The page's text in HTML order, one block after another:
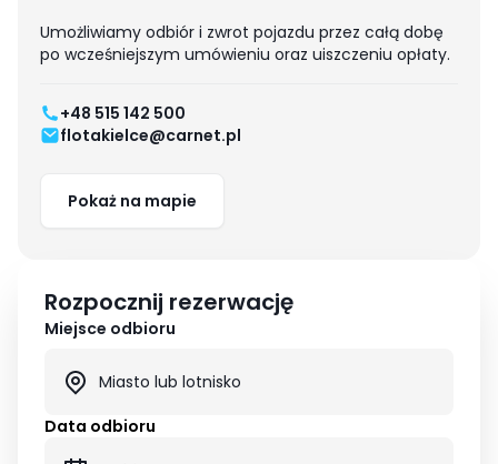
Umożliwiamy odbiór i zwrot pojazdu przez całą dobę
po wcześniejszym umówieniu oraz uiszczeniu opłaty.
+48 515 142 500
flotakielce@carnet.pl
Pokaż na mapie
Rozpocznij rezerwację
Miejsce odbioru
Data odbioru